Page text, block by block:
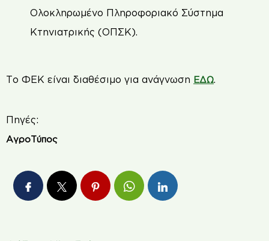
Ολοκληρωμένο Πληροφοριακό Σύστημα
Κτηνιατρικής (ΟΠΣΚ).
Το ΦΕΚ είναι διαθέσιμο για ανάγνωση ΕΔΩ.
Πηγές:
ΑγροΤύπος